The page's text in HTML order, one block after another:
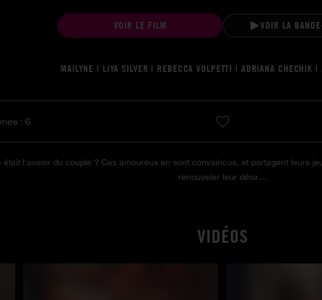
VOIR LE FILM VOIR LA
MAILYNE | LIYA SILVER | REBECCA VOLPETTI | ADRIANA CHECHIK |
: 6
était l'avenir du couple ? Ces amoureux en sont convaincus, et partagent leurs
renouveler leur désir…
VIDÉOS